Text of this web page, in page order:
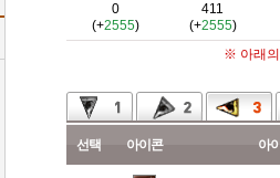
0
(+2555)
411
(+2555)
※ 아래의
선택 아이콘 아